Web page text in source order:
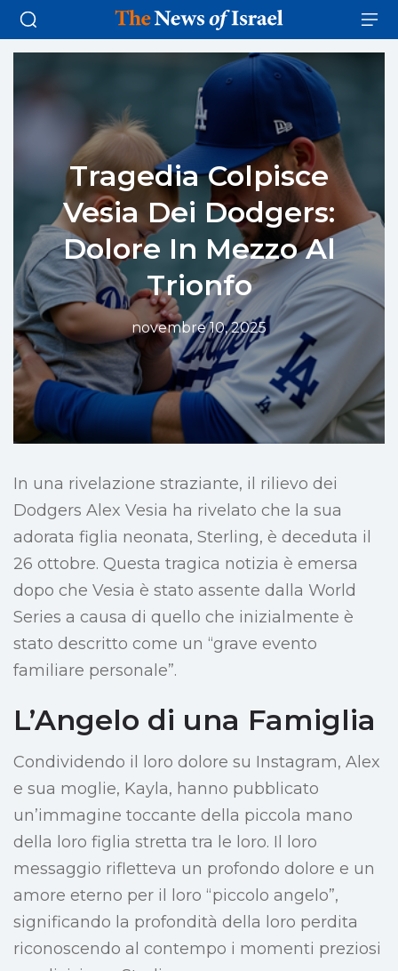
Tragedia Colpisce
Vesia Dei Dodgers:
Dolore In Mezzo Al
Trionfo
novembre 10, 2025
In una rivelazione straziante, il rilievo dei
Dodgers Alex Vesia ha rivelato che la sua
adorata figlia neonata, Sterling, è deceduta il
26 ottobre. Questa tragica notizia è emersa
dopo che Vesia è stato assente dalla World
Series a causa di quello che inizialmente è
stato descritto come un “grave evento
familiare personale”.
L’Angelo di una Famiglia
Condividendo il loro dolore su Instagram, Alex
e sua moglie, Kayla, hanno pubblicato
un’immagine toccante della piccola mano
della loro figlia stretta tra le loro. Il loro
messaggio rifletteva un profondo dolore e un
amore eterno per il loro “piccolo angelo”,
significando la profondità della loro perdita
riconoscendo al contempo i momenti preziosi